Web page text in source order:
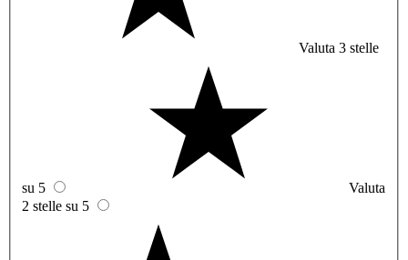
Valuta 3 stelle
su 5
Valuta
2 stelle su 5